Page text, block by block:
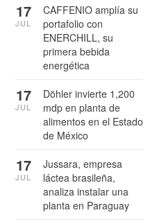
CAFFENIO amplía su
portafolio con
ENERCHILL, su
primera bebida
energética
17
JUL
Döhler invierte 1,200
mdp en planta de
alimentos en el Estado
de México
17
JUL
Jussara, empresa
láctea brasileña,
analiza instalar una
planta en Paraguay
17
JUL